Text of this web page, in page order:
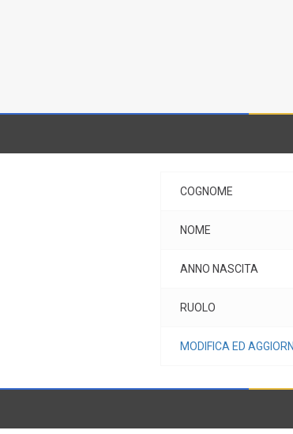
COGNOME
NOME
ANNO NASCITA
RUOLO
MODIFICA ED